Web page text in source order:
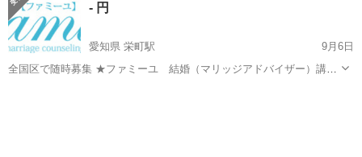
をご理解くだ...
- 円
愛知県 栄町駅
9月6日
全国区で随時募集 ★ファミーユ 結婚（マリッジアドバイザー）講習